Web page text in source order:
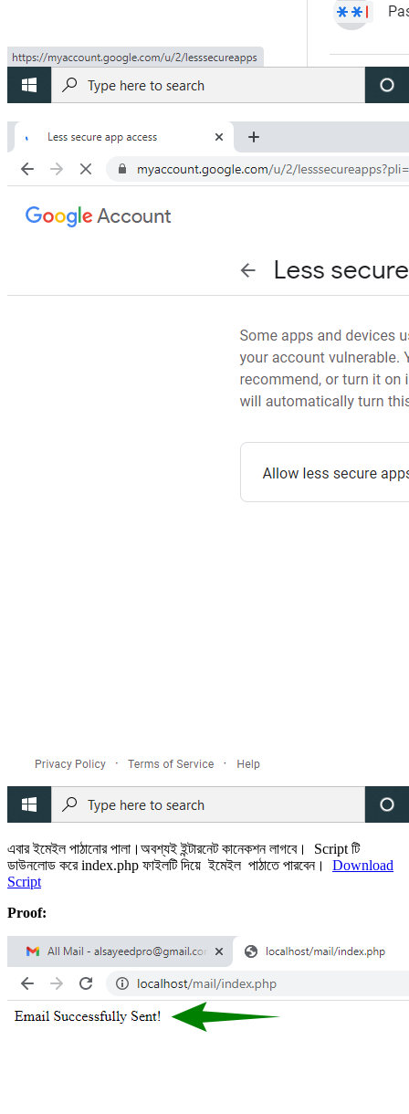
এবার ইমেইল পাঠানোর পালা।অবশ্যই ইন্টারনেট কানেকশন লাগবে। Script টি
ডাউনলোড করে index.php ফাইলটি দিয়ে ইমেইল পাঠাতে পারবেন। Download
Script
Proof: